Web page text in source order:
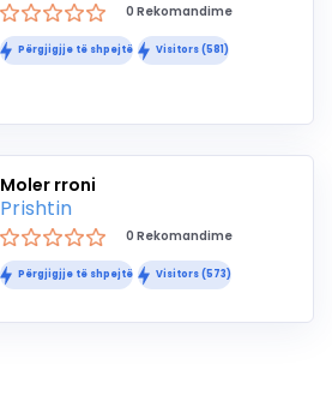
0 Rekomandime
Përgjigjje të shpejtë Visitors (581)
Moler rroni
Prishtin
0 Rekomandime
Përgjigjje të shpejtë Visitors (573)